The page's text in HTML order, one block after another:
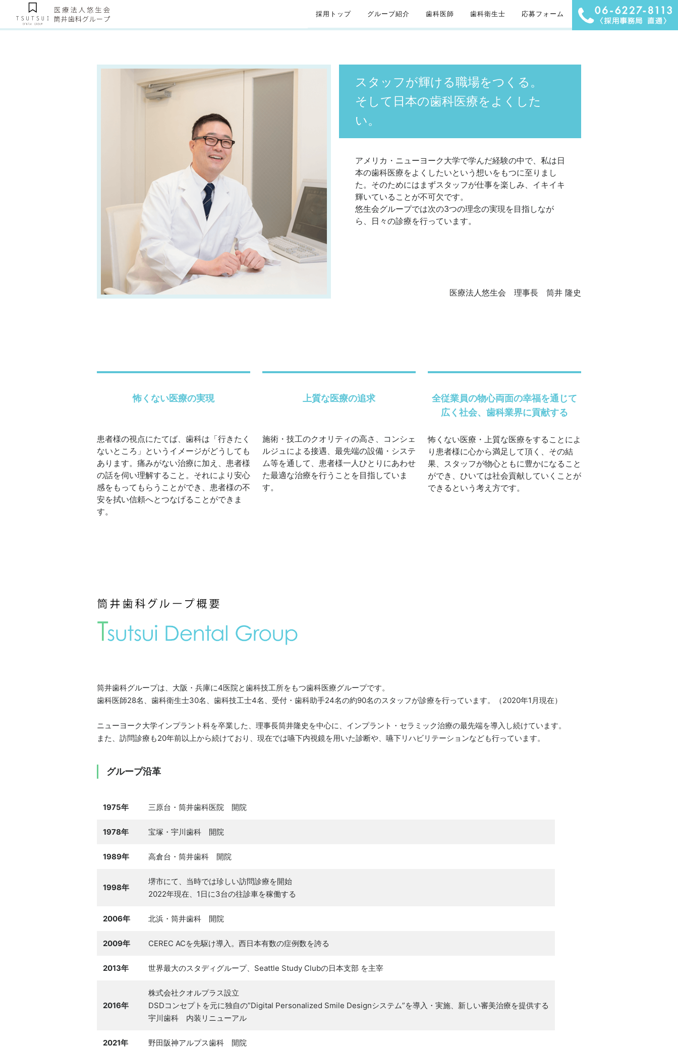
採用トップ グループ紹介 歯科医師 歯科衛生士 応募フォーム
スタッフが輝ける職場をつくる。
そして日本の歯科医療をよくした
い。
アメリカ・ニューヨーク大学で学んだ経験の中で、私は日
本の歯科医療をよくしたいという想いをもつに至りまし
た。そのためにはまずスタッフが仕事を楽しみ、イキイキ
輝いていることが不可欠です。
悠生会グループでは次の3つの理念の実現を目指しなが
ら、日々の診療を行っています。
医療法人悠生会 理事長 筒井 隆史
怖くない医療の実現
患者様の視点にたてば、歯科は「行きたく
ないところ」というイメージがどうしても
あります。痛みがない治療に加え、患者様
の話を伺い理解すること。それにより安心
感をもってもらうことができ、患者様の不
安を拭い信頼へとつなげることができま
す。
上質な医療の追求
施術・技工のクオリティの高さ、コンシェ
ルジュによる接遇、最先端の設備・システ
ム等を通して、患者様一人ひとりにあわせ
た最適な治療を行うことを目指していま
す。
全従業員の物心両面の幸福を通じて
広く社会、歯科業界に貢献する
怖くない医療・上質な医療をすることによ
り患者様に心から満足して頂く、その結
果、スタッフが物心ともに豊かになること
ができ、ひいては社会貢献していくことが
できるという考え方です。
筒井歯科グループは、大阪・兵庫に4医院と歯科技工所をもつ歯科医療グループです。
歯科医師28名、歯科衛生士30名、歯科技工士4名、受付・歯科助手24名の約90名のスタッフが診療を行っています。（2020年1月現在）
ニューヨーク大学インプラント科を卒業した、理事長筒井隆史を中心に、インプラント・セラミック治療の最先端を導入し続けています。
また、訪問診療も20年前以上から続けており、現在では嚥下内視鏡を用いた診断や、嚥下リハビリテーションなども行っています。
グループ沿革
1975年 三原台・筒井歯科医院 開院
1978年 宝塚・宇川歯科 開院
1989年 高倉台・筒井歯科 開院
1998年
堺市にて、当時では珍しい訪問診療を開始
2022年現在、1日に3台の往診車を稼働する
2006年 北浜・筒井歯科 開院
2009年 CEREC ACを先駆け導入。西日本有数の症例数を誇る
2013年 世界最大のスタディグループ、Seattle Study Clubの日本支部 を主宰
2016年
株式会社クオルプラス設立
DSDコンセプトを元に独自の”Digital Personalized Smile Designシステム”を導入・実施、新しい審美治療を提供する
宇川歯科 内装リニューアル
2021年 野田阪神アルプス歯科 開院